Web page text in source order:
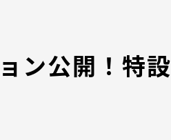
ン公開！特設